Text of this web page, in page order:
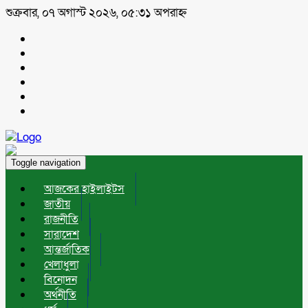
শুক্রবার, ০৭ অগাস্ট ২০২৬, ০৫:৩১ অপরাহ্ন
Toggle navigation
আজকের হাইলাইটস
জাতীয়
রাজনীতি
সারাদেশ
আন্তর্জাতিক
খেলাধুলা
বিনোদন
অর্থনীতি